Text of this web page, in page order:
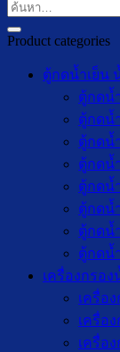
ค้นหา:
Product categories
ตู้กดน้ำเย็น
ตู้กดน้
ตู้กดน้
ตู้กดน้
ตู้กดน้
ตู้กดน้
ตู้กดน้
ตู้กดน้
ตู้กดน้
เครื่องกรอง
เครื่อ
เครื่อ
เครื่อ